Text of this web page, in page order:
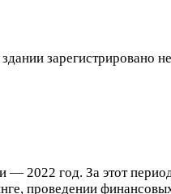
— 2022 год. За этот
проведении